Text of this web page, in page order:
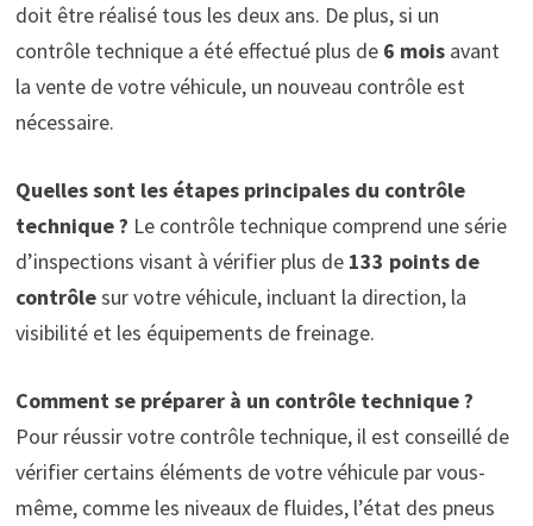
doit être réalisé tous les deux ans. De plus, si un
contrôle technique a été effectué plus de 6 moisavant
la vente de votre véhicule, un nouveau contrôle est
nécessaire.
Quelles sont les étapes principales du contrôle
technique ? Le contrôle technique comprend une série
d’inspections visant à vérifier plus de 133 points de
contrôlesur votre véhicule, incluant la direction, la
visibilité et les équipements de freinage.
Comment se préparer à un contrôle technique ?
Pour réussir votre contrôle technique, il est conseillé de
vérifier certains éléments de votre véhicule par vous-
même, comme les niveaux de fluides, l’état des pneus